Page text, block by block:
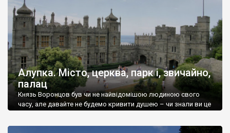
Алупка. Місто, церква, парк і, звичайно,
палац
Князь Воронцов був чи не найвідомішою людиною свого
часу, але давайте не будемо кривити душею – чи знали ви це